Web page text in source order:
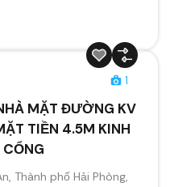
1
MẶT ĐƯỜNG KV
TIỀN 4.5M KINH
Thành phố Hải Phòng,